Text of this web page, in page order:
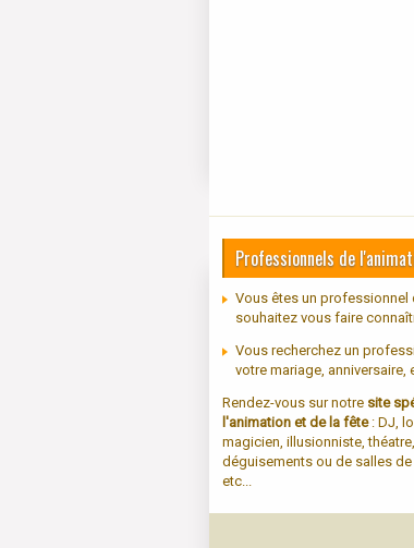
Professionnels de
Vous êtes un professionnel
souhaitez vous faire
Vous recherchez un
votre mariage, anniversaire,
Rendez-vous sur notre site
l'animation et de la fête: DJ,
magicien, illusionniste,
déguisements ou de salles
etc...